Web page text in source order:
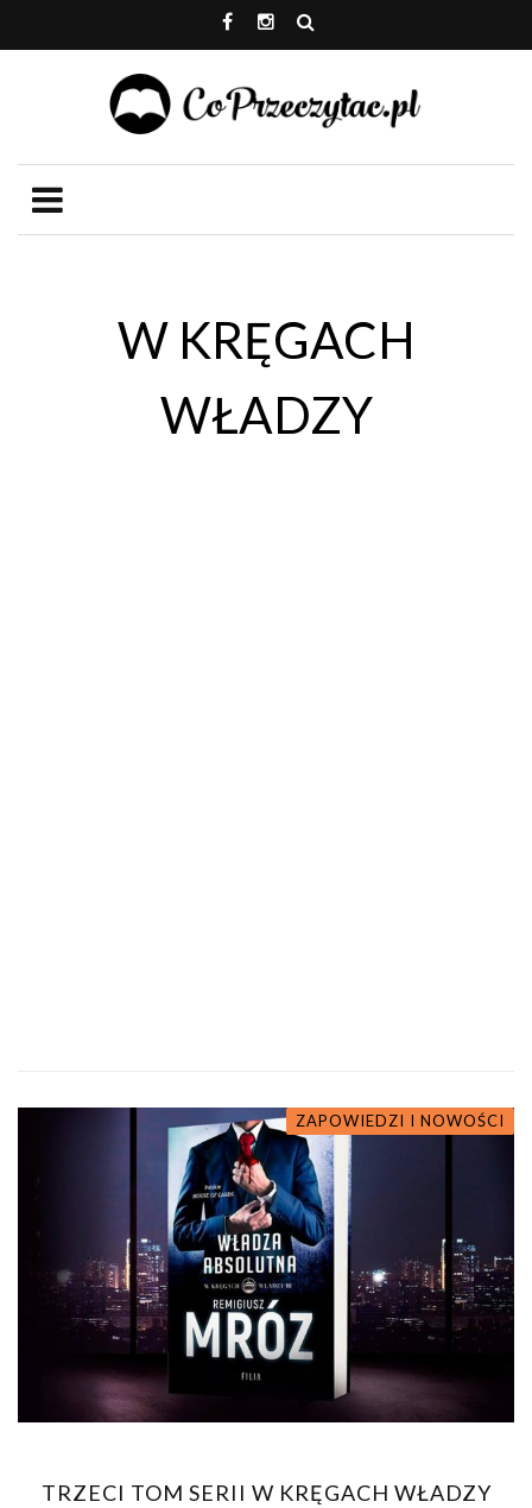
W KRĘGACH
WŁADZY
ZAPOWIEDZI I NOWOŚCI
TRZECI TOM SERII W KRĘGACH WŁADZY